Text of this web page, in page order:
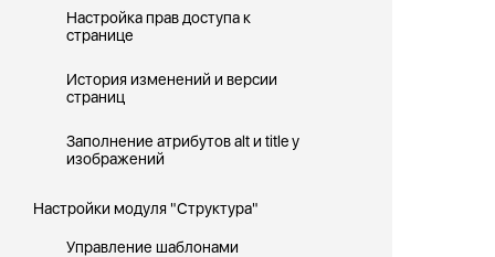
Настройка прав доступа к
странице
История изменений и версии
страниц
Заполнение атрибутов alt и title у
изображений
Настройки модуля "Структура"
Управление шаблонами